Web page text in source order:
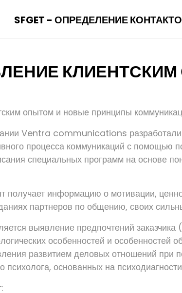
SFGET - ОПРЕДЕЛЕНИЕ
опытом и новые принципы
Ventra communications
процесса коммуникаций с помощью
специальных программ на основе
получает информацию о мотивации,
партнеров по общению, своих
выявление предпочтений заказчика
особенностей и особенностей
развитием деловых отношений при
психолога, основанных на